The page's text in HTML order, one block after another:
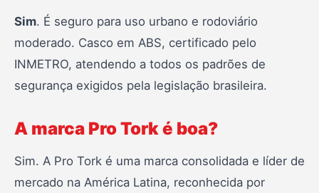
Sim. É seguro para uso urbano e rodoviário
moderado. Casco em ABS, certificado pelo
INMETRO, atendendo a todos os padrões de
segurança exigidos pela legislação brasileira.
A marca Pro Tork é boa?
Sim. A Pro Tork é uma marca consolidada e líder de
mercado na América Latina, reconhecida por